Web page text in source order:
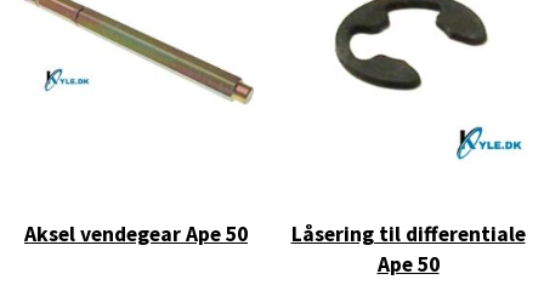
Aksel vendegear Ape 50
Låsering til differentiale
Ape 50